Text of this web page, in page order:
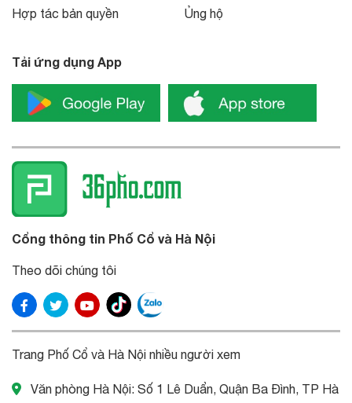
Hợp tác bản quyền Ủng hộ
Tải ứng dụng App
Cổng thông tin Phố Cổ và Hà Nội
Theo dõi chúng tôi
Trang Phố Cổ và Hà Nội nhiều người xem
Văn phòng Hà Nội: Số 1 Lê Duẩn, Quận Ba Đình, TP Hà